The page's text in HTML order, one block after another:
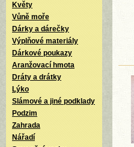
Květy
Vůně moře
Dárky a dárečky
Výplňové materiály
Dárkové poukazy
Aranžovací hmota
Dráty a drátky
Lýko
Slámové a jiné podklady
Podzim
Zahrada
Nářadí